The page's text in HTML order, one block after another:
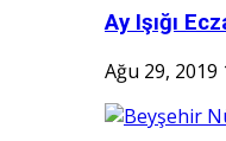
Ay Işığı
Ağu 29, 2019